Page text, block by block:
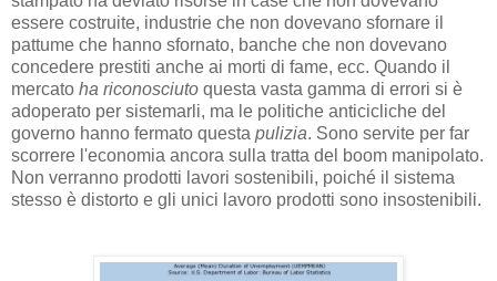
essere costruite, industrie che non dovevano sfornare il
pattume che hanno sfornato, banche che non dovevano
concedere prestiti anche ai morti di fame, ecc. Quando il
mercato ha riconosciuto questa vasta gamma di errori si è
adoperato per sistemarli, ma le politiche anticicliche del
governo hanno fermato questa pulizia. Sono servite per far
scorrere l'economia ancora sulla tratta del boom manipolato.
Non verranno prodotti lavori sostenibili, poiché il sistema
stesso è distorto e gli unici lavoro prodotti sono insostenibili.